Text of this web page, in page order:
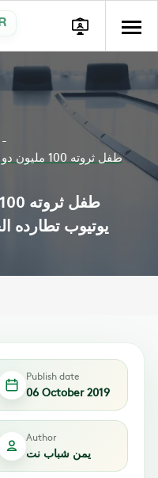
طفل ثروته
يوتيوب تطارده
Publish date
06 October 2019
Author
يمن شباب نت